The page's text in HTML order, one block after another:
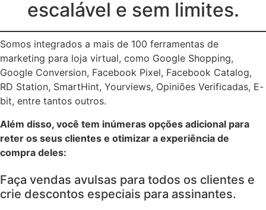
escalável e sem limites.
Somos integrados a mais de 100 ferramentas de
marketing para loja virtual, como Google Shopping,
Google Conversion, Facebook Pixel, Facebook Catalog,
RD Station, SmartHint, Yourviews, Opiniões Verificadas, E-
bit, entre tantos outros.
Além disso, você tem inúmeras opções adicional para
reter os seus clientes e otimizar a experiência de
compra deles:
Faça vendas avulsas para todos os clientes e
crie descontos especiais para assinantes.